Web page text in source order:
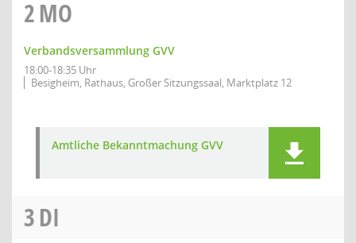
2MO
Verbandsversammlung GVV
18:00-18:35 Uhr
Besigheim, Rathaus, Großer Sitzungssaal, Marktplatz 12
Amtliche Bekanntmachung GVV
3DI